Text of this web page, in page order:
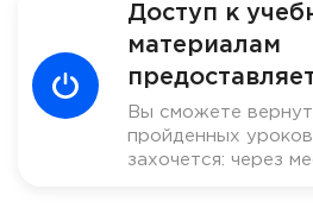
Доступ к
материалам
Вы сможете
пройденных
захочется: через